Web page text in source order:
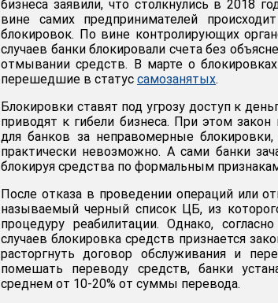
бизнеса заявили, что столкнулись в 2018
вине самих предпринимателей
блокировок. По вине контролирующих
случаев банки блокировали счета без
отмывании средств. В марте о
перешедшие в статус самозанятых.
Блокировки ставят под угрозу доступ к
приводят к гибели бизнеса. При этом
для банков за неправомерные
практически невозможно. А сами банки
блокируя средства по формальным
После отказа в проведении операций или
называемый черный список ЦБ, из
процедуру реабилитации. Однако,
случаев блокировка средств признается
расторгнуть договор обслуживания и
помешать переводу средств, банки
среднем от 10-20% от суммы перевода.